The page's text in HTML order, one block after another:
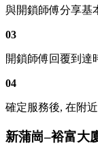
與開鎖師傅分享基
03
開鎖師傅回覆到達
04
確定服務後, 在附
新蒲崗–裕富大